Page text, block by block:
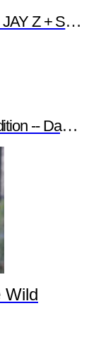
Z +
-- Day in
Wild